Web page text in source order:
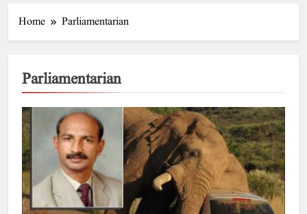
Home Parliamentarian
Parliamentarian